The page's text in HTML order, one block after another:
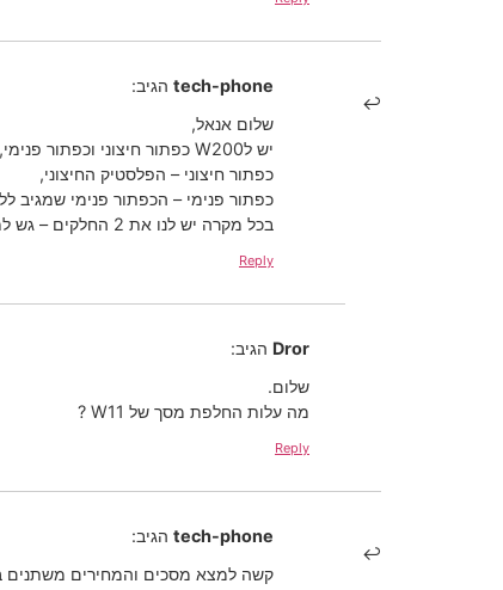
tech-phone הגיב:
שלום אנאל,
יש לW200 כפתור חיצוני וכפתור פנימי,
כפתור חיצוני – הפלסטיק החיצוני,
כפתור פנימי – הכפתור פנימי שמגיב
בכל מקרה יש לנו את 2 החלקים – גש למעבדה שלנו לקבלת הצעת מחיר
Reply
Dror הגיב:
שלום.
מה עלות החלפת מסך של W11 ?
Reply
tech-phone הגיב:
קשה למצא מסכים והמחירים משתנים